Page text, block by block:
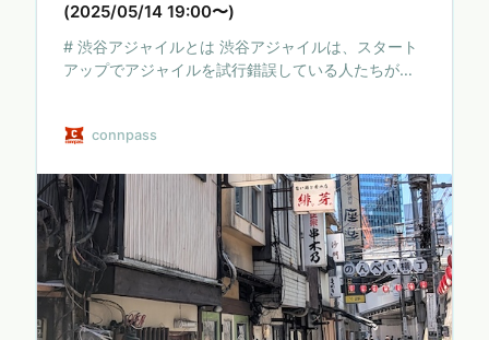
(2025/05/14 19:00〜)
# 渋谷アジャイルとは 渋谷アジャイルは、スタート
アップでアジャイルを試行錯誤している人たちが
準にミートアップを開催しています。 会はOST(全員
ートアップのリアルな現場からアジャイルコミュニ
ティを盛り上げることを目指しています。 スタート
アップは不確実なものを取り扱う性質上、アジャイ
ルとの親和性は高いと考えられます。しかし現実に
は、チームや会社、事業の状況が目まぐるしく変わ
るスタートアップならではの悩みも多く見られま
す。 * チー…
connpass